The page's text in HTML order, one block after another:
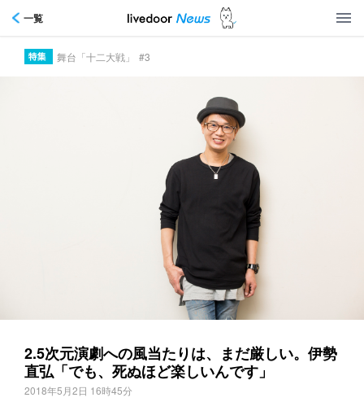
一覧
舞台「十二大戦」 #3
2.5次元演劇への風当たりは、まだ厳しい。伊勢
直弘「でも、死ぬほど楽しいんです」
2018年5月2日 16時45分